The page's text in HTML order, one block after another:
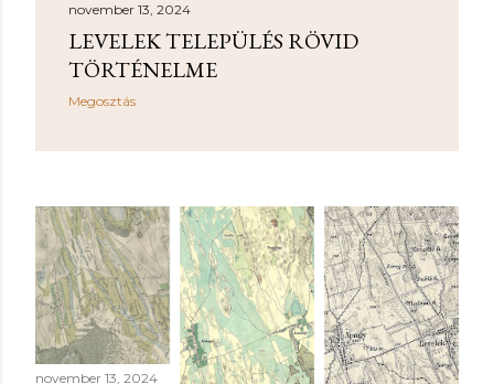
november 13, 2024
LEVELEK TELEPÜLÉS RÖVID
TÖRTÉNELME
Megosztás
november 13, 2024